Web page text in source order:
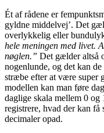
Ét af rådene er
gyldne middelvej’. Det
overlykkelig eller
hele meningen med livet.
nøglen.” Det gælder altså
nogenlunde, og det kan
stræbe efter at være super
modellen kan man føre
daglige skala mellem 0 og
registrere, hvad der kan få
decimaler opad.